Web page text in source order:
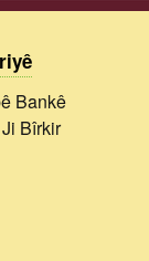
Bankê
Bîrkir